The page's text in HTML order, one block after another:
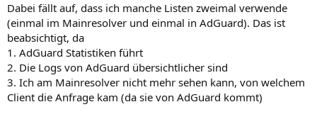
Dabei fällt auf, dass ich manche Listen zweimal verwende
(einmal im Mainresolver und einmal in AdGuard). Das ist
beabsichtigt, da
1. AdGuard Statistiken führt
2. Die Logs von AdGuard übersichtlicher sind
3. Ich am Mainresolver nicht mehr sehen kann, von welchem
Client die Anfrage kam (da sie von AdGuard kommt)